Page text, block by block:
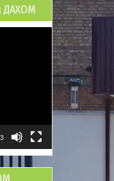
ДАХОМ